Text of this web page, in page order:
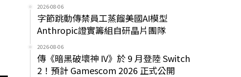
2026-08-06
字節跳動傳禁員工蒸餾美國AI模型
Anthropic證實籌組自研晶片團隊
2026-08-06
傳《暗黑破壞神 IV》於 9 月登陸 Switch
2！預計 Gamescom 2026 正式公開